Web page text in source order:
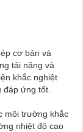
cơ bản và
tải nặng và
khắc nghiệt
đáp ứng tốt.
môi trường khắc
nhiệt độ cao